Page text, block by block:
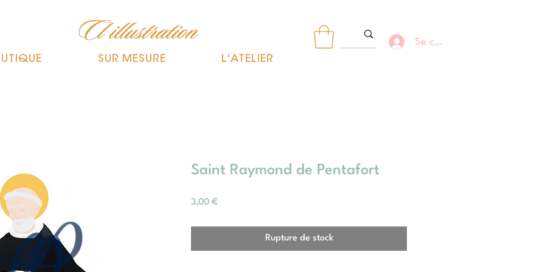
Se connecter
SUR MESURE L'ATELIER
Saint Raymond de Pentafort
3,00 €Prix
Rupture de stock